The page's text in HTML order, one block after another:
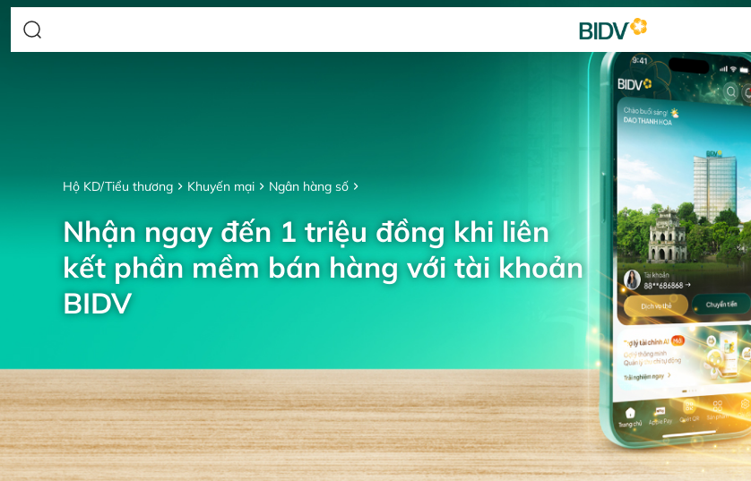
Hộ KD/Tiểu thương Khuyến mại Ngân hàng số
Nhận ngay đến 1 triệu đồng khi liên
kết phần mềm bán hàng với tài khoản
BIDV